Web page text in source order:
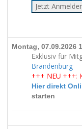
Jetzt
Montag, 07.09.2026
Exklusiv für
Brandenburg
+++ NEU +++:
Hier direkt
starten